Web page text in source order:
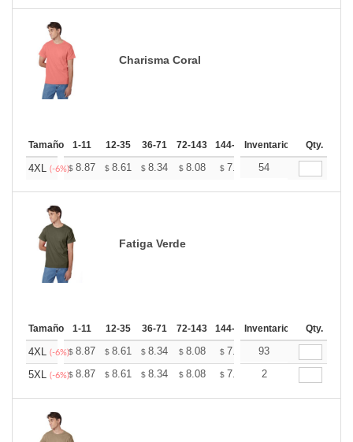
Charisma Coral
Tamaño 1-11 12-35 36-71 72-143 144-287 288 + Mas
Inventario Qty.
4XL (-6%)$ 8.87 $ 8.61 $ 8.34 $ 8.08 $ 7.82 $7.69
54
Fatiga Verde
Tamaño 1-11 12-35 36-71 72-143 144-287 288 + Mas
Inventario Qty.
4XL (-6%)$ 8.87 $ 8.61 $ 8.34 $ 8.08 $ 7.82 $7.69
93
5XL (-6%)$ 8.87 $ 8.61 $ 8.34 $ 8.08 $ 7.82 $
2